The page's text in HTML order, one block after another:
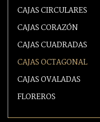
CAJAS CIRCULARES
CAJAS CORAZÓN
CAJAS CUADRADAS
CAJAS OCTAGONAL
CAJAS OVALADAS
FLOREROS